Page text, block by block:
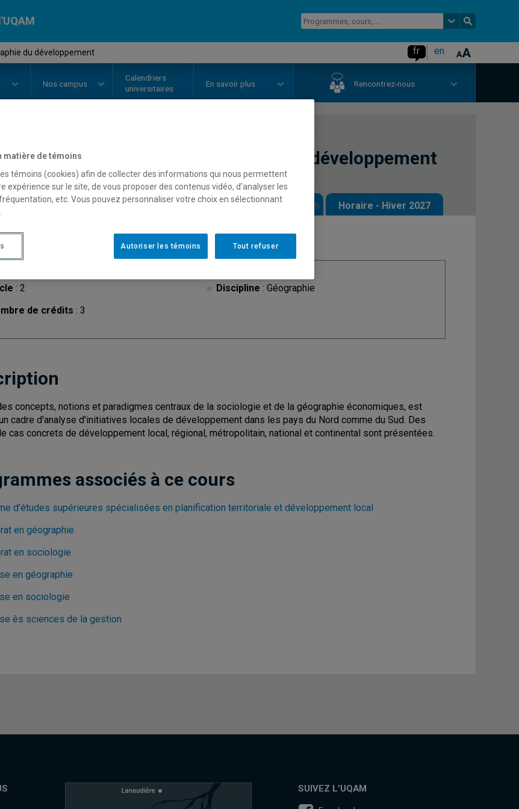
du développement fr en
Nos campus
Calendriers
universitaires
En savoir plus Rencontrez-nous
// GEO8735 Socio-géographie du développement
Description Horaire - Été 2026 Horaire - Automne 2026 Horaire - Hiver 2027
: 2
de crédits : 3
Discipline : Géographie
concepts, notions et paradigmes centraux de la sociologie et de la géographie économiques, est
cadre d'analyse d'initiatives locales de développement dans les pays du Nord comme du Sud. Des
cas concrets de développement local, régional, métropolitain, national et continental sont présentées.
associés à ce cours
d'études supérieures spécialisées en planification territoriale et développement local
en géographie
en sociologie
en géographie
en sociologie
ès sciences de la gestion
SUIVEZ L'UQAM
matière de témoins
témoins (cookies) afin de collecter des informations qui nous permettent
expérience sur le site, de vous proposer des contenus vidéo, d’analyser les
etc. Vous pouvez personnaliser votre choix en sélectionnant
Tout refuser
Autoriser les témoins